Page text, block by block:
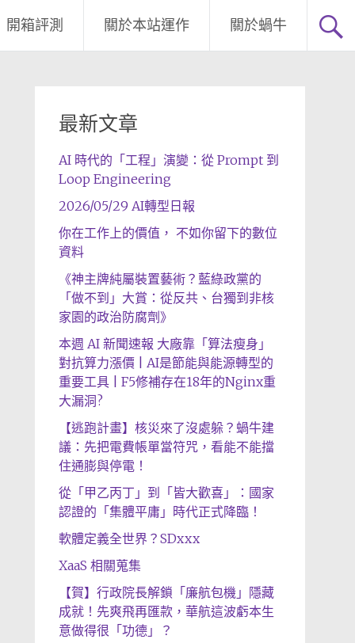
開箱評測 關於本站運作 關於蝸牛
最新文章
AI 時代的「工程」演變：從 Prompt 到
Loop Engineering
2026/05/29 AI轉型日報
你在工作上的價值， 不如你留下的數位
資料
《神主牌純屬裝置藝術？藍綠政黨的
「做不到」大賞：從反共、台獨到非核
家園的政治防腐劑》
本週 AI 新聞速報 大廠靠「算法瘦身」
對抗算力漲價 | AI是節能與能源轉型的
重要工具 | F5修補存在18年的Nginx重
大漏洞?
【逃跑計畫】核災來了沒處躲？蝸牛建
議：先把電費帳單當符咒，看能不能擋
住通膨與停電！
從「甲乙丙丁」到「皆大歡喜」：國家
認證的「集體平庸」時代正式降臨！
軟體定義全世界？SDxxx
XaaS 相關蒐集
【賀】行政院長解鎖「廉航包機」隱藏
成就！先爽飛再匯款，華航這波虧本生
意做得很「功德」？